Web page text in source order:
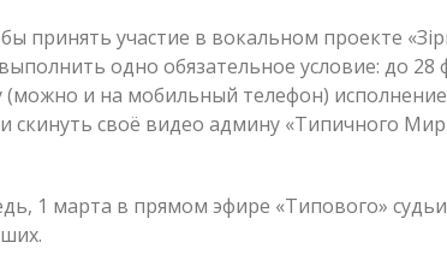
принять участие в вокальном проекте
одно обязательное условие: до 28
(можно и на мобильный телефон)
скинуть своё видео админу «Типичного
1 марта в прямом эфире «Типового»